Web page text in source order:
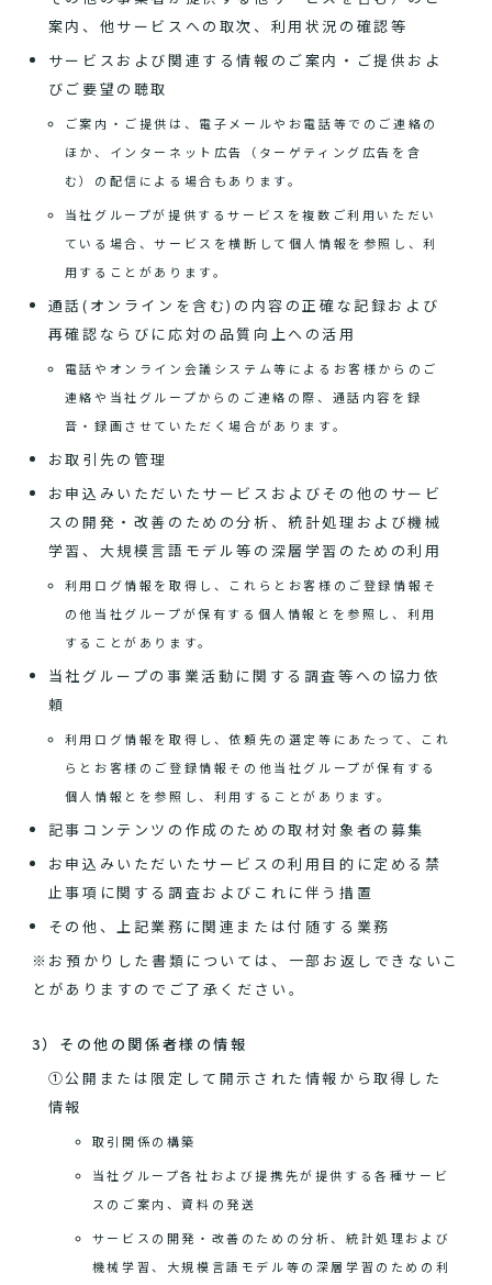
案内、他サービスへの取次、利用状況の確認等
サービスおよび関連する情報のご案内・ご提供およ
びご要望の聴取
ご案内・ご提供は、電子メールやお電話等でのご連絡の
ほか、インターネット広告（ターゲティング広告を含
む）の配信による場合もあります。
当社グループが提供するサービスを複数ご利用いただい
ている場合、サービスを横断して個人情報を参照し、利
用することがあります。
通話(オンラインを含む)の内容の正確な記録および
再確認ならびに応対の品質向上への活用
電話やオンライン会議システム等によるお客様からのご
連絡や当社グループからのご連絡の際、通話内容を録
音・録画させていただく場合があります。
お取引先の管理
お申込みいただいたサービスおよびその他のサービ
スの開発・改善のための分析、統計処理および機械
学習、大規模言語モデル等の深層学習のための利用
利用ログ情報を取得し、これらとお客様のご登録情報そ
の他当社グループが保有する個人情報とを参照し、利用
することがあります。
当社グループの事業活動に関する調査等への協力依
頼
利用ログ情報を取得し、依頼先の選定等にあたって、これ
らとお客様のご登録情報その他当社グループが保有する
個人情報とを参照し、利用することがあります。
記事コンテンツの作成のための取材対象者の募集
お申込みいただいたサービスの利用目的に定める禁
止事項に関する調査およびこれに伴う措置
その他、上記業務に関連または付随する業務
※お預かりした書類については、一部お返しできないこ
とがありますのでご了承ください。
3）その他の関係者様の情報
①公開または限定して開示された情報から取得した
情報
取引関係の構築
当社グループ各社および提携先が提供する各種サービ
スのご案内、資料の発送
サービスの開発・改善のための分析、統計処理および
機械学習、大規模言語モデル等の深層学習のための利